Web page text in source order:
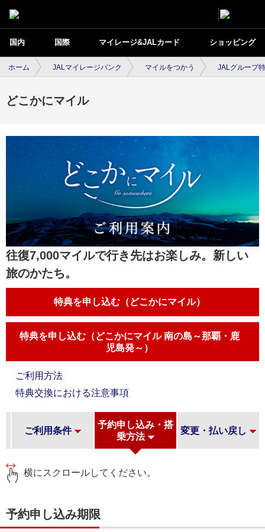
国内 国際 マイレージ&JALカード ショッピング
ホーム JALマイレージバンク マイルをつかう JALグループ
どこかにマイル
往復7,000マイルで行き先はお楽しみ。新しい
旅のかたち。
特典を申し込む（どこかにマイル）
特典を申し込む（どこかにマイル 南の島～那覇・鹿
児島発～）
ご利用方法
特典交換における注意事項
ご利用条件
予約申し込み・搭
乗方法
変更・払い戻し
横にスクロールしてください。
予約申し込み期限